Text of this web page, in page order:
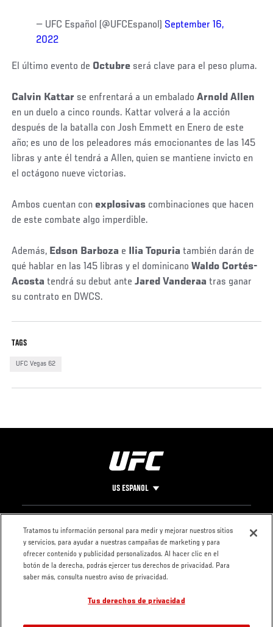
— UFC Español (@UFCEspanol) September 16,
2022
El último evento de Octubre será clave para el peso pluma.
Calvin Kattar se enfrentará a un embaladoArnold Allen
en un duelo a cinco rounds. Kattar volverá a la acción
después de la batalla con Josh Emmett en Enero de este
año; es uno de los peleadores más emocionantes de las 145
libras y ante él tendrá a Allen, quien se mantiene invicto en
el octágono nueve victorias.
Ambos cuentan conexplosivas combinaciones que hacen
de este combate algo imperdible.
Además, Edson Barboza e Ilia Topuria también darán de
qué hablar en las 145 libras y el dominicanoWaldo Cortés-
Acosta tendrá su debut anteJared Vanderaa tras ganar
su contrato en DWCS.
TAGS
UFC Vegas 62
US ESPANOL
Pie
de
Página
CONTACTO
LEGAL
Condiciones
Política de
privacidad
Tratamos tu información personal para medir y mejorar nuestros sitios
y servicios, para ayudar a nuestras campañas de marketing y para
ofrecer contenido y publicidad personalizados. Al hacer clic en el
botón de la derecha, podrás ejercer tus derechos de privacidad. Para
saber más, consulta nuestro aviso de privacidad.
Tus derechos de privacidad